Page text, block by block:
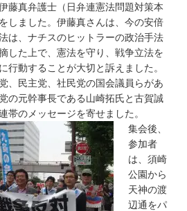
藤真弁護士（日弁連憲法問題対策本
しました。伊藤真さんは、今の安倍
は、ナチスのヒットラーの政治手法
した上で、憲法を守り、戦争立法を
行動することが大切と訴えました。
、民主党、社民党の国会議員らがあ
の元幹事長である山崎拓氏と古賀誠
帯のメッセージを寄せました。
集会後、
参加者
は、須崎
公園から
天神の渡
辺通をパ